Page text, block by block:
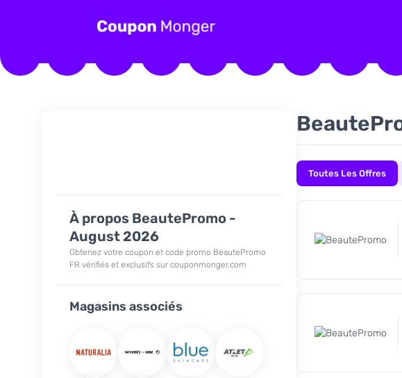
À propos BeautePromo -
August 2026
Obtenez votre coupon et code promo BeautePromo
FR vérifiés et exclusifs sur couponmonger.com
Magasins associés
Toutes Les Offres